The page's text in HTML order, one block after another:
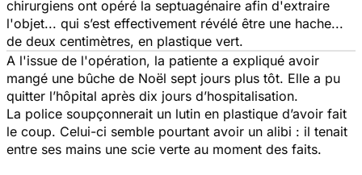
chirurgiens ont opéré la septuagénaire afin d'extraire
l'objet... qui s’est effectivement révélé être une hache...
de deux centimètres, en plastique vert.
A l'issue de l'opération, la patiente a expliqué avoir
mangé une bûche de Noël sept jours plus tôt. Elle a pu
quitter l’hôpital après dix jours d’hospitalisation.
La police soupçonnerait un lutin en plastique d’avoir fait
le coup. Celui-ci semble pourtant avoir un alibi : il tenait
entre ses mains une scie verte au moment des faits.